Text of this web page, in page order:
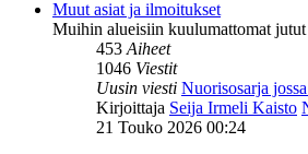
Muut asiat ja ilmoitukset
Muihin alueisiin kuulumattomat
453Aiheet
1046 Viestit
Uusin viesti Nuorisosarja
Kirjoittaja Seija Irmeli Kaisto
21 Touko 2026 00:24